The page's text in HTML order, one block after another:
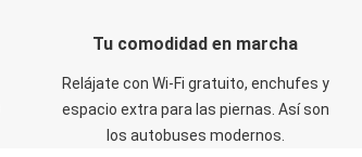
Tu comodidad en marcha
Relájate con Wi-Fi gratuito, enchufes y
espacio extra para las piernas. Así son
los autobuses modernos.